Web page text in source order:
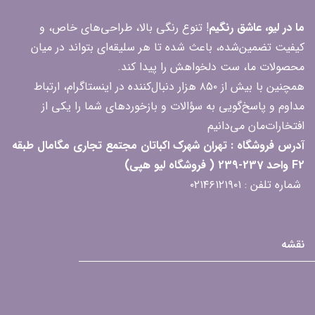
ما در لیو، عاشق رنگیم! تنوع رنگی بالا، طراحی‌های خاص، و
کیفیت تضمین‌شده، باعث شده تا هر سلیقه‌ای بتواند در میان
محصولات ما، ست دلخواهش را پیدا کند.
همچنین با بیش از ۸۵۰ هزار دنبال‌کننده در اینستاگرام، ارتباط
مداوم و پاسخ‌گویی به سؤالات و بازخوردهای شما را یکی از
افتخارات‌مان می‌دانیم
آدرس فروشگاه : تهران شهرک اکباتان مجتمع تجاری مگامال طبقه
F2 واحد 237-239 ( فروشگاه لیو هپی)
شماره تلفن : ۰۲۱۴۶۱۲۱۹۰۱
نقشه